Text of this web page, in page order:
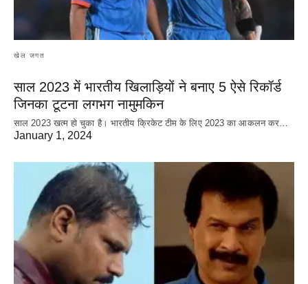
खेल जगत
साल 2023 में भारतीय खिलाड़ियों ने बनाए 5 ऐसे रिकॉर्ड
जिनका टूटना लगभग नामुमकिन
साल 2023 खत्म हो चुका है। भारतीय क्रिकेट‌ टीम के लिए 2023 का आकलन कर…
January 1, 2024